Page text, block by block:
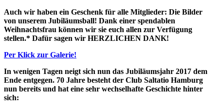
Auch wir haben ein Geschenk für alle Mitglieder: Die Bilder
von unserem Jubiläumsball! Dank einer spendablen
Weihnachtsfrau können wir sie euch allen zur Verfügung
stellen.* Dafür sagen wir HERZLICHEN DANK!
Per Klick zur Galerie!
In wenigen Tagen neigt sich nun das Jubiläumsjahr 2017 dem
Ende entgegen. 70 Jahre besteht der Club Saltatio Hamburg
nun bereits und hat eine sehr wechselhafte Geschichte hinter
sich: